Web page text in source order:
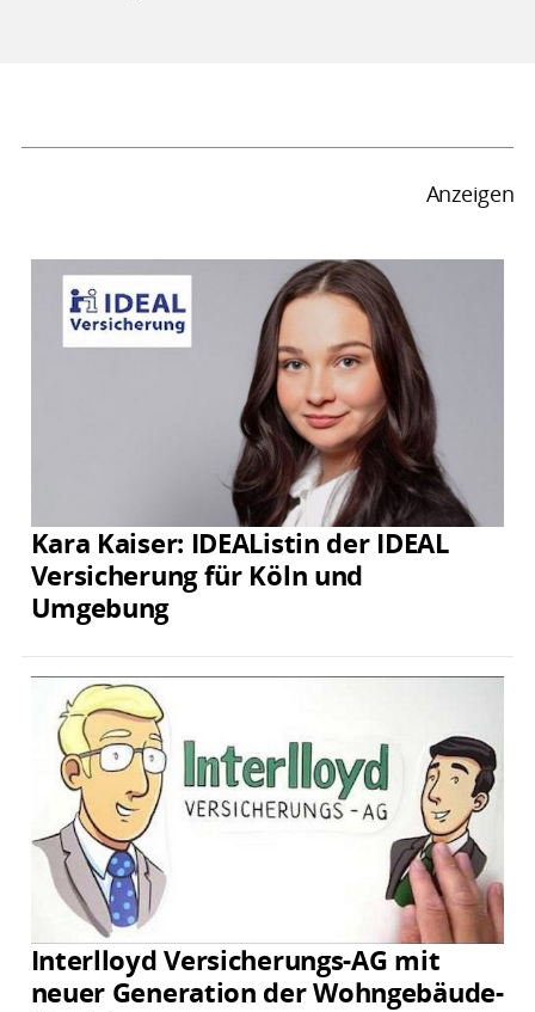
Anzeigen
Kara Kaiser: IDEAListin der IDEAL
Versicherung für Köln und
Umgebung
Interlloyd Versicherungs-AG mit
neuer Generation der Wohngebäude-